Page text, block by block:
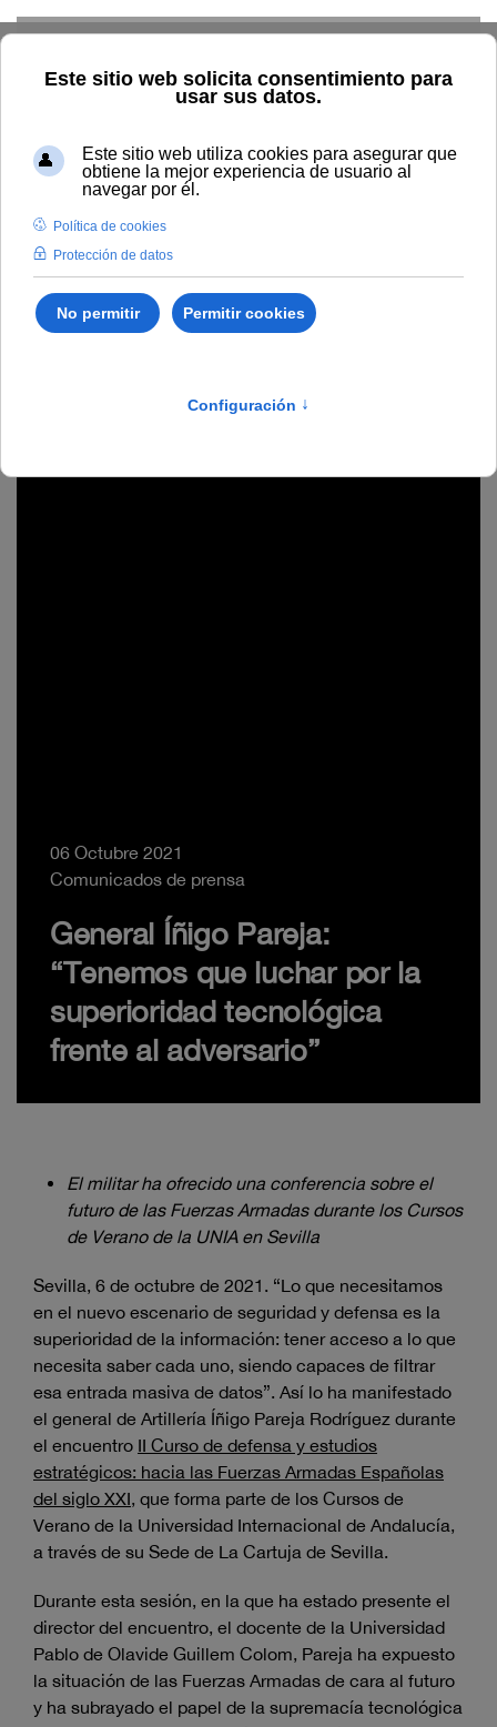
06 Octubre 2021
Comunicados de prensa
General Íñigo Pareja:
“Tenemos que luchar por la
superioridad tecnológica
frente al adversario”
El militar ha ofrecido una conferencia sobre el
futuro de las Fuerzas Armadas durante los Cursos
de Verano de la UNIA en Sevilla
Sevilla, 6 de octubre de 2021. “Lo que necesitamos
en el nuevo escenario de seguridad y defensa es la
superioridad de la información: tener acceso a lo que
necesita saber cada uno, siendo capaces de filtrar
esa entrada masiva de datos”. Así lo ha manifestado
el general de Artillería Íñigo Pareja Rodríguez durante
el encuentro II Curso de defensa y estudios
estratégicos: hacia las Fuerzas Armadas Españolas
del siglo XXI, que forma parte de los Cursos de
Verano de la Universidad Internacional de Andalucía,
a través de su Sede de La Cartuja de Sevilla.
Durante esta sesión, en la que ha estado presente el
director del encuentro, el docente de la Universidad
Pablo de Olavide Guillem Colom, Pareja ha expuesto
la situación de las Fuerzas Armadas de cara al futuro
y ha subrayado el papel de la supremacía tecnológica